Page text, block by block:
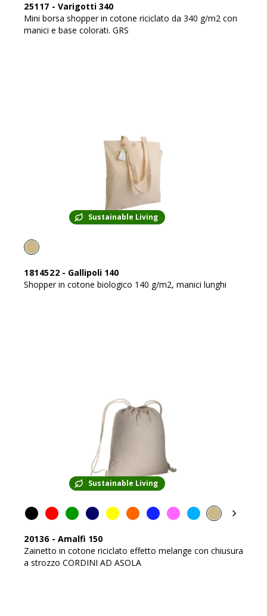
25117 - Varigotti 340
Mini borsa shopper in cotone riciclato da 340 g/m2 con
manici e base colorati. GRS
Sustainable Living
1814522 - Gallipoli 140
Shopper in cotone biologico 140 g/m2, manici lunghi
Sustainable Living
20136 - Amalfi 150
Zainetto in cotone riciclato effetto melange con chiusura
a strozzo CORDINI AD ASOLA